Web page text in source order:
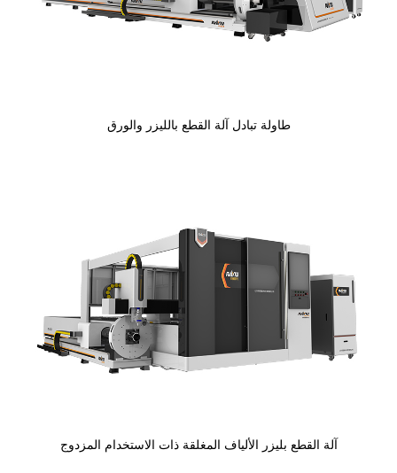
طاولة تبادل آلة القطع بالليزر والورق
آلة القطع بليزر الألياف المغلقة ذات الاستخدام المزدوج